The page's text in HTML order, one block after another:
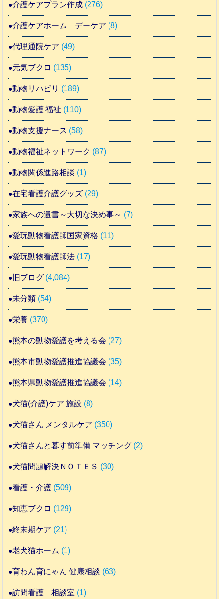
介護ケアプラン作成 (276)
介護ケアホーム デーケア (8)
代理通院ケア (49)
元気ブクロ (135)
動物リハビリ (189)
動物愛護 福祉 (110)
動物支援ナース (58)
動物福祉ネットワーク (87)
動物関係進路相談 (1)
在宅看護介護グッズ (29)
家族への遺書～大切な決め事～ (7)
愛玩動物看護師国家資格 (11)
愛玩動物看護師法 (17)
旧ブログ (4,084)
未分類 (54)
栄養 (370)
熊本の動物愛護を考える会 (27)
熊本市動物愛護推進協議会 (35)
熊本県動物愛護推進協議会 (14)
犬猫(介護)ケア 施設 (8)
犬猫さん メンタルケア (350)
犬猫さんと暮す前準備 マッチング (2)
犬猫問題解決ＮＯＴＥＳ (30)
看護・介護 (509)
知恵ブクロ (129)
終末期ケア (21)
老犬猫ホーム (1)
育わん育にゃん 健康相談 (63)
訪問看護 相談室 (1)